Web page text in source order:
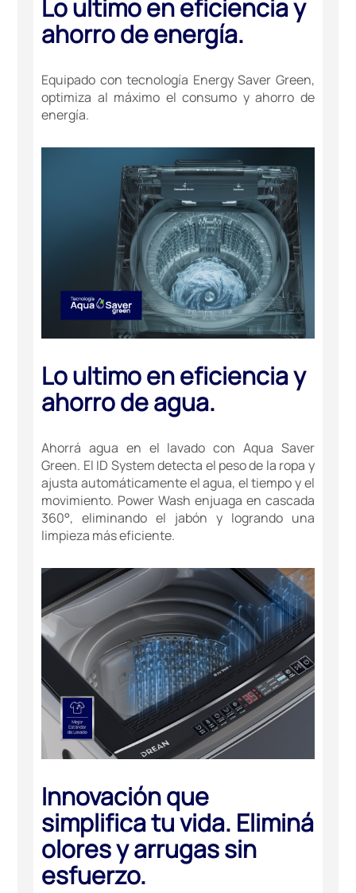
Lo ultimo en eficiencia y
ahorro de energía.
Equipado con tecnología Energy Saver Green,
optimiza al máximo el consumo y ahorro de
energía.
Lo ultimo en eficiencia y
ahorro de agua.
Ahorrá agua en el lavado con Aqua Saver
Green. El ID System detecta el peso de la ropa y
ajusta automáticamente el agua, el tiempo y el
movimiento. Power Wash enjuaga en cascada
360°, eliminando el jabón y logrando una
limpieza más eficiente.
Innovación que
simplifica tu vida. Eliminá
olores y arrugas sin
esfuerzo.